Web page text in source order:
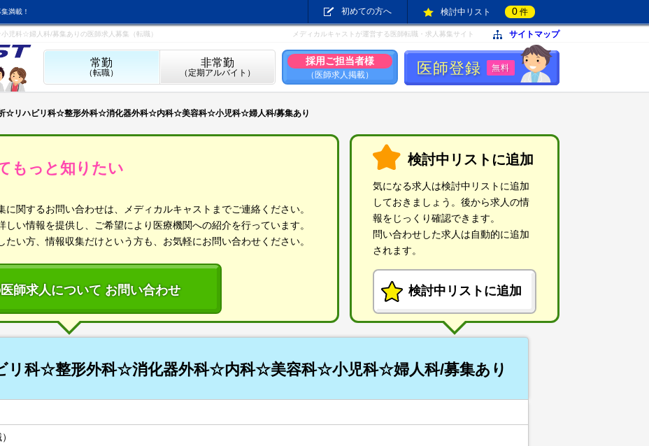
満載！ 初めての方へ 検討中リスト 0 件
科☆婦人科/募集ありの医師求人募集（転職） メディカルキャストが運営する医師転職・求人募集サイト サイトマップ
常勤
（転職）
非常勤
（定期アルバイト）
採用ご担当者様
（医師求人掲載） 医師登録 無料
☆リハビリ科☆整形外科☆消化器外科☆内科☆美容科☆小児科☆婦人科/募集あり
もっと知りたい
関するお問い合わせは、メディカルキャストまでご連絡ください。
しい情報を提供し、ご希望により医療機関への紹介を行っています。
い方、情報収集だけという方も、お気軽にお問い合わせください。
師求人について お問い合わせ
検討中リストに追加
気になる求人は検討中リストに追加
しておきましょう。後から求人の情
報をじっくり確認できます。
問い合わせした求人は自動的に追加
されます。
検討中リストに追加
リ科☆整形外科☆消化器外科☆内科☆美容科☆小児科☆婦人科/募集あり